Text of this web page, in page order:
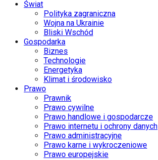
Świat
Polityka zagraniczna
Wojna na Ukrainie
Bliski Wschód
Gospodarka
Biznes
Technologie
Energetyka
Klimat i środowisko
Prawo
Prawnik
Prawo cywilne
Prawo handlowe i gospodarcze
Prawo internetu i ochrony danych
Prawo administracyjne
Prawo karne i wykroczeniowe
Prawo europejskie